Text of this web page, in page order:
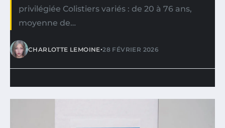
privilégiée Colistiers variés : de 20 à 76 ans,
moyenne de…
CHARLOTTE LEMOINE•28 FÉVRIER 2026